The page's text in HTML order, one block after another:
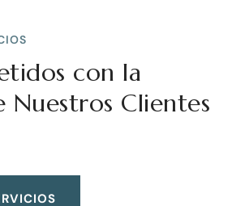
con la
Nuestros Clientes